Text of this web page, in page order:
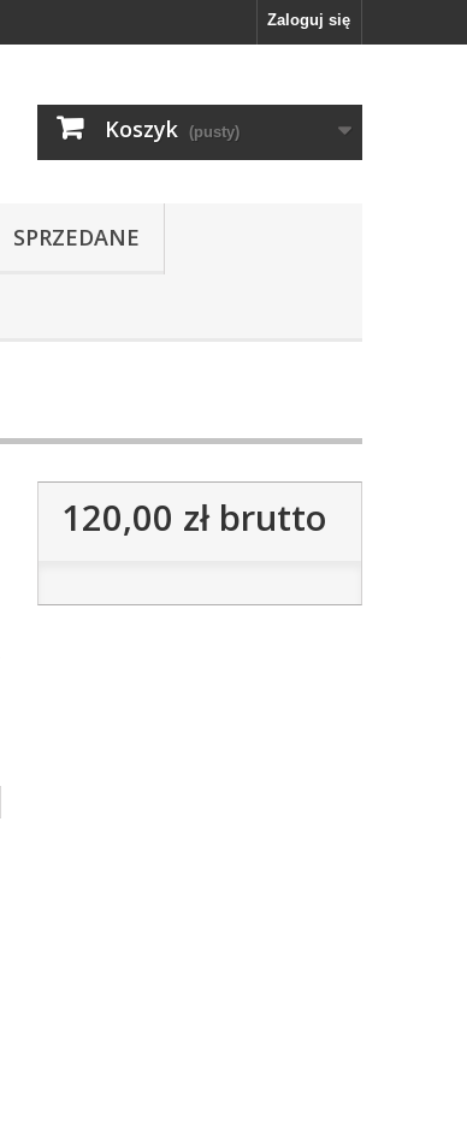
Zaloguj się
Koszyk (pusty)
SPRZEDANE
120,00 złbrutto